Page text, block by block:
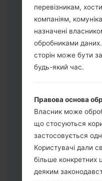
Завантажте на
Далі
прошивки тут)
прошивки тут)
AP: "System &
CP: "Modem &
CSC_***:
Operator"
перевізникам,
компаніям,
назначені
обробниками
сторін може бути
будь-який час.
Правова основа
Власник може
що стосуються
застосовується
Користувачі дали
більше конкретних
деяким